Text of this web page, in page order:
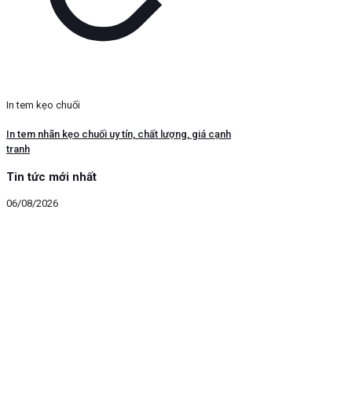
In tem kẹo chuối
In tem nhãn kẹo chuối uy tín, chất lượng, giá cạnh
tranh
Tin tức mới nhất
06/08/2026